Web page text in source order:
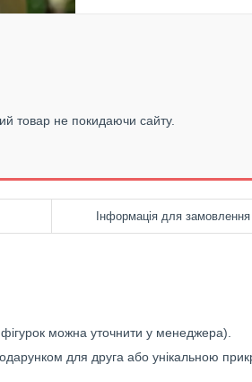
товар не покидаючи сайту.
Інформація для замовлення
можна уточнити у менеджера).
для друга або унікальною